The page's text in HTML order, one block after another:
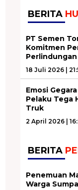
BERITA
PT Semen
Komitmen
18 Juli 2026 |
Emosi
Pelaku Tega
Truk
2 April 2026 |
BERITA
Penemuan
Warga